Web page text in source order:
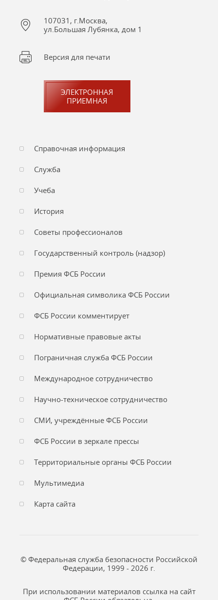
107031, г.Москва,
ул.Большая Лубянка, дом 1
Версия для печати
ЭЛЕКТРОННАЯ
ПРИЕМНАЯ
Справочная информация
Служба
Учеба
История
Советы профессионалов
Государственный контроль (надзор)
Премия ФСБ России
Официальная символика ФСБ России
ФСБ России комментирует
Нормативные правовые акты
Пограничная служба ФСБ России
Международное сотрудничество
Научно-техническое сотрудничество
СМИ, учреждённые ФСБ России
ФСБ России в зеркале прессы
Территориальные органы ФСБ России
Мультимедиа
Карта сайта
© Федеральная служба безопасности Российской
Федерации, 1999 - 2026 г.
При использовании материалов ссылка на сайт